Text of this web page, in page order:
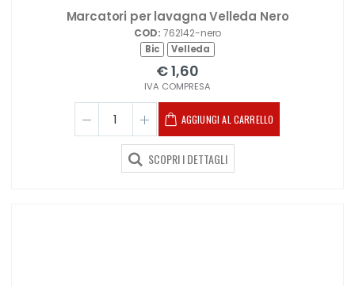
Marcatori per lavagna Velleda Nero
COD: 762142-nero
Bic Velleda
€ 1,60
IVA COMPRESA
AGGIUNGI AL CARRELLO
SCOPRI I DETTAGLI